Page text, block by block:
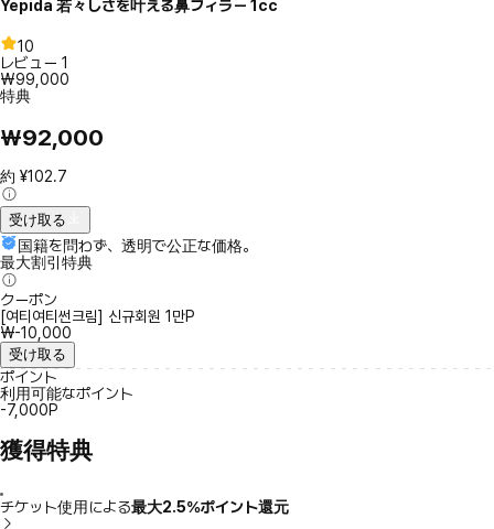
Yepida 若々しさを叶える鼻フィラー 1cc
10
レビュー 1
₩99,000
特典
₩92,000
約 ¥102.7
受け取る
国籍を問わず、透明で公正な価格。
最大割引特典
クーポン
[여티여티썬크림] 신규회원 1만P
₩-10,000
受け取る
ポイント
利用可能なポイント
-7,000P
獲得特典
チケット使用による最大2.5％ポイント還元